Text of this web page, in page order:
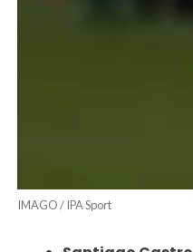
IMAGO / IPA Sport